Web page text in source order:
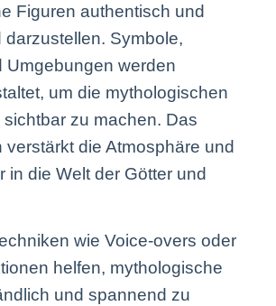
Figuren authentisch und
Symbole,
Umgebungen werden
um die mythologischen
zu machen. Das
verstärkt die Atmosphäre und
in die Welt der Götter und
wie Voice-overs oder
helfen, mythologische
und spannend zu